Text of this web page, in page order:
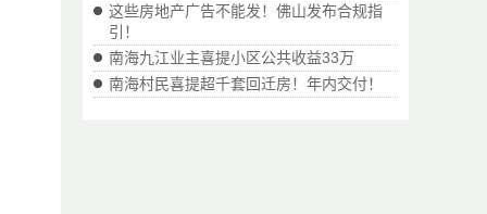
这些房地产广告不能发！佛山发布合规指
引！
南海九江业主喜提小区公共收益33万
南海村民喜提超千套回迁房！年内交付！